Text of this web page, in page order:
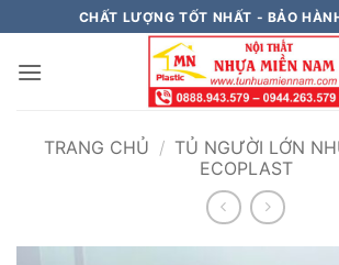
qua
nội
CHẤT LƯỢNG TỐT NHẤT - BẢO
TRANG CHỦ / TỦ NGƯỜI LỚN
ECOPLAST